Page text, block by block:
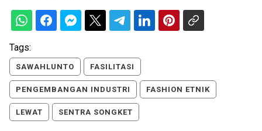
Tags:
SAWAHLUNTO FASILITASI
PENGEMBANGAN INDUSTRI FASHION ETNIK
LEWAT SENTRA SONGKET